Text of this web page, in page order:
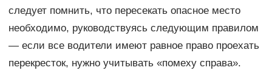
следует помнить, что пересекать опасное место
необходимо, руководствуясь следующим правилом
— если все водители имеют равное право проехать
перекресток, нужно учитывать «помеху справа».